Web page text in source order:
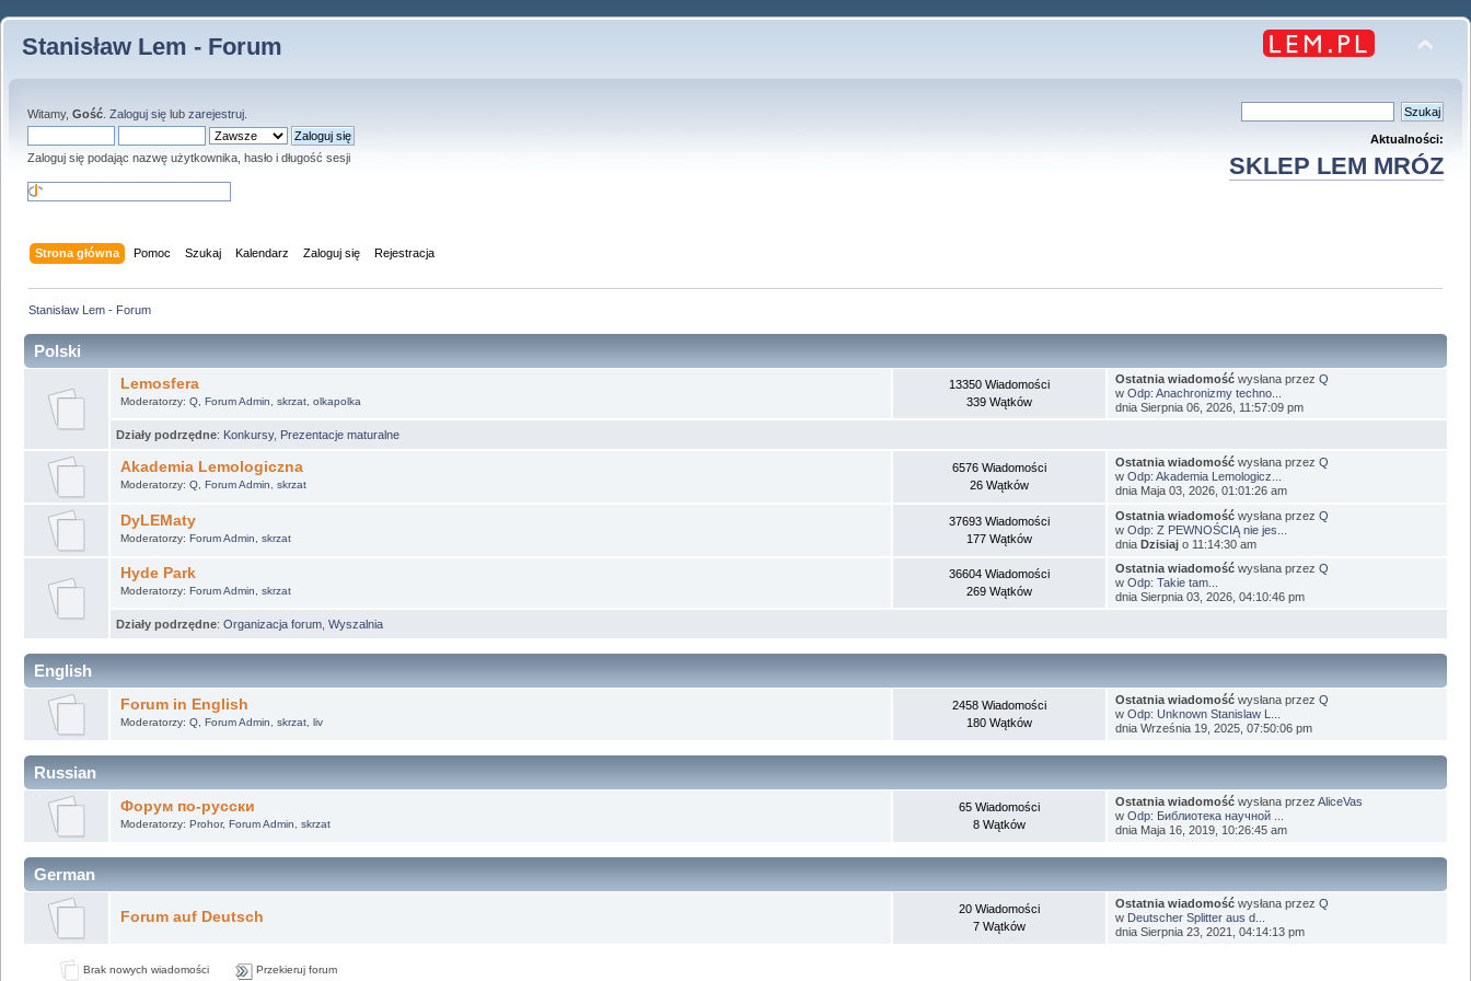
Stanisław Lem - Forum
Witamy, Gość Zaloguj się lub zarejestruj
Zaloguj się podając nazwę użytkownika, hasło i długość sesji
Aktualności:
SKLEP LEM MRÓZ
Strona główna Pomoc Szukaj Kalendarz Zaloguj się Rejestracja
Stanisław Lem - Forum
Polski
Lemosfera
Moderatorzy: Q, Forum Admin skrzat, olkapolka
13350 Wiadomości
339 Wątków
Ostatnia wiadomość wysłana przezQ
wOdp: Anachronizmy techno...
dnia Sierpnia 06, 2026, 11:57:09 pm
Działy podrzędne: Konkursy, Prezentacje maturalne
Akademia Lemologiczna
Moderatorzy: Q, Forum Admin skrzat
6576 Wiadomości
26 Wątków
Ostatnia wiadomość wysłana przezQ
wOdp: Akademia Lemologicz...
dnia Maja 03, 2026, 01:01:26 am
DyLEMaty
Moderatorzy: Forum Admin skrzat
37693 Wiadomości
177 Wątków
Ostatnia wiadomość wysłana przezQ
wOdp: Z PEWNOŚCIĄ nie jes...
dniaDzisiaj o 11:14:30 am
Hyde Park
Moderatorzy: Forum Admin skrzat
36604 Wiadomości
269 Wątków
Ostatnia wiadomość wysłana przezQ
wOdp: Takie tam...
dnia Sierpnia 03, 2026, 04:10:46 pm
Działy podrzędne: Organizacja forum Wyszalnia
English
Forum in English
Moderatorzy: Q, Forum Admin skrzat, liv
2458 Wiadomości
180 Wątków
Ostatnia wiadomość wysłana przezQ
wOdp: Unknown Stanislaw L...
dnia Września 19, 2025, 07:50:06 pm
Russian
Форум по-русски
Moderatorzy: Prohor, Forum Admin skrzat
65 Wiadomości
8 Wątków
Ostatnia wiadomość wysłana przezAliceVas
wOdp: Библиотека научной ...
dnia Maja 16, 2019, 10:26:45 am
German
Forum auf Deutsch
20 Wiadomości
7 Wątków
Ostatnia wiadomość wysłana przezQ
w Deutscher Splitter aus d...
dnia Sierpnia 23, 2021, 04:14:13 pm
Brak nowych wiadomości Przekieruj forum